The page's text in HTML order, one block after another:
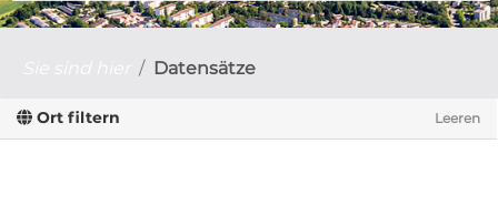
Datensätze
Ort filtern Leeren